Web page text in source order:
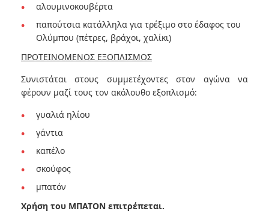
αλουμινοκουβέρτα
παπούτσια κατάλληλα για τρέξιμο στο έδαφος του
Ολύμπου (πέτρες, βράχοι, χαλίκι)
ΠΡΟΤΕΙΝΟΜΕΝΟΣ ΕΞΟΠΛΙΣΜΟΣ
Συνιστάται στους συμμετέχοντες στον αγώνα να
φέρουν μαζί τους τον ακόλουθο εξοπλισμό:
γυαλιά ηλίου
γάντια
καπέλο
σκούφος
μπατόν
Χρήση του ΜΠΑΤΟΝ επιτρέπεται.